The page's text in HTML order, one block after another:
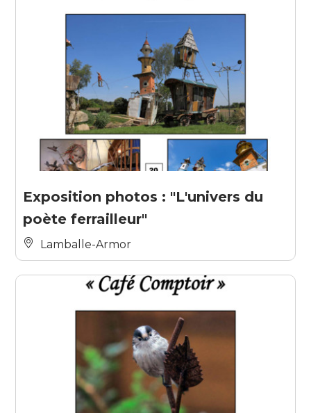
Exposition photos : "L'univers du
poète ferrailleur"
Lamballe-Armor